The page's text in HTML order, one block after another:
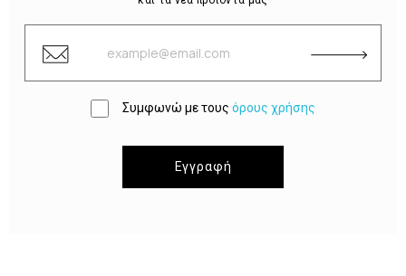
Συμφωνώ με τους όρους χρήσης
Εγγραφή